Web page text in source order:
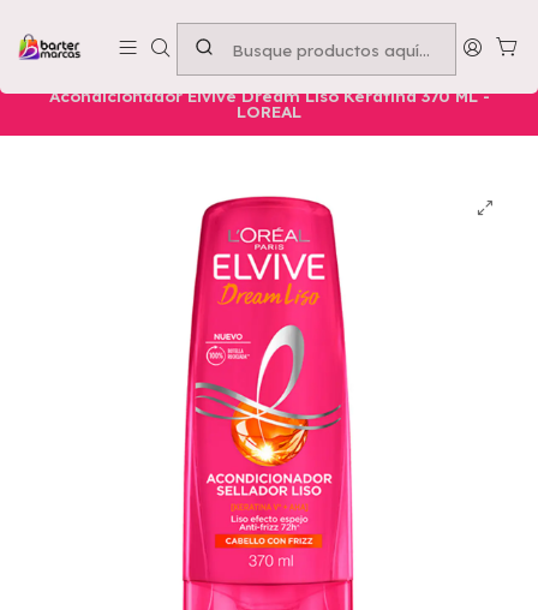
Emprende con nosotros -Compra mínima $50.000
Nuestros Productos Belleza Cuidado Capilar
Acondicionador Elvive Dream Liso Keratina 370 ML -
LOREAL